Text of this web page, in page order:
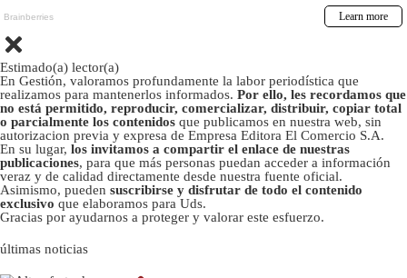
Estimado(a) lector(a)
En Gestión, valoramos profundamente la labor periodística que
realizamos para mantenerlos informados. Por ello, les recordamos que
no está permitido, reproducir, comercializar, distribuir, copiar total
o parcialmente los contenidos que publicamos en nuestra web, sin
autorizacion previa y expresa de Empresa Editora El Comercio S.A.
En su lugar, los invitamos a compartir el enlace de nuestras
publicaciones, para que más personas puedan acceder a información
veraz y de calidad directamente desde nuestra fuente oficial.
Asimismo, pueden suscribirse y disfrutar de todo el contenido
exclusivo que elaboramos para Uds.
Gracias por ayudarnos a proteger y valorar este esfuerzo.
últimas noticias